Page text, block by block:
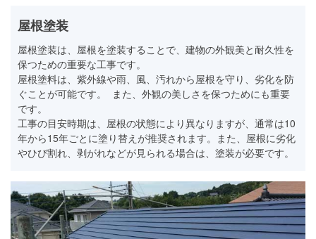
屋根塗装
屋根塗装は、屋根を塗装することで、建物の外観美と耐久性を
保つための重要な工事です。
屋根塗料は、紫外線や雨、風、汚れから屋根を守り、劣化を防
ぐことが可能です。 また、外観の美しさを保つためにも重要
です。
工事の目安時期は、屋根の状態により異なりますが、通常は10
年から15年ごとに塗り替えが推奨されます。また、屋根に劣化
やひび割れ、剥がれなどが見られる場合は、塗装が必要です。